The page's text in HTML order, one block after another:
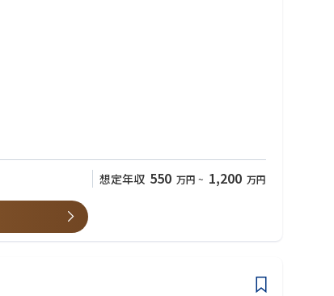
当する。需要変動が激しい市場において、製品を柔軟に供
想定年収 550 万円 ~ 1,200 万円